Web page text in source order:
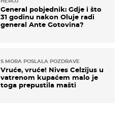
General pobjednik: Gdje i što
31 godinu nakon Oluje radi
general Ante Gotovina?
S MORA POSLALA POZDRAVE
Vruće, vruće! Nives Celzijus u
vatrenom kupaćem malo je
toga prepustila mašti